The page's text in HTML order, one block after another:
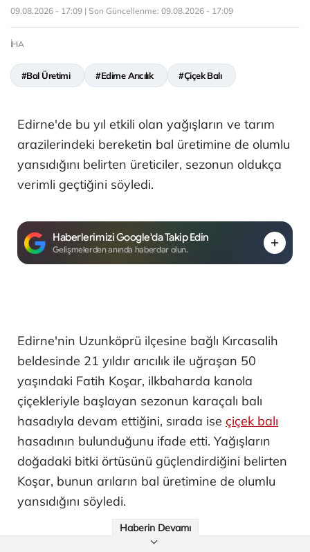
09.08.2026 - 17:09 | Son Güncellenme: 09.08.2026 - 17:09
İHA
#Bal Üretimi #Edirne Arıcılık #Çiçek Balı
Edirne'de bu yıl etkili olan yağışların ve tarım
arazilerindeki bereketin bal üretimine de olumlu
yansıdığını belirten üreticiler, sezonun oldukça
verimli geçtiğini söyledi.
Haberlerimizi Google'da Takip Edin
Gelişmelerden anında haberdar olun.
Edirne'nin Uzunköprü ilçesine bağlı Kırcasalih
beldesinde 21 yıldır arıcılık ile uğraşan 50
yaşındaki Fatih Koşar, ilkbaharda kanola
çiçekleriyle başlayan sezonun karaçalı balı
hasadıyla devam ettiğini, sırada ise çiçek balı
hasadının bulunduğunu ifade etti. Yağışların
doğadaki bitki örtüsünü güçlendirdiğini belirten
Koşar, bunun arıların bal üretimine de olumlu
yansıdığını söyledi.
Haberin Devamı